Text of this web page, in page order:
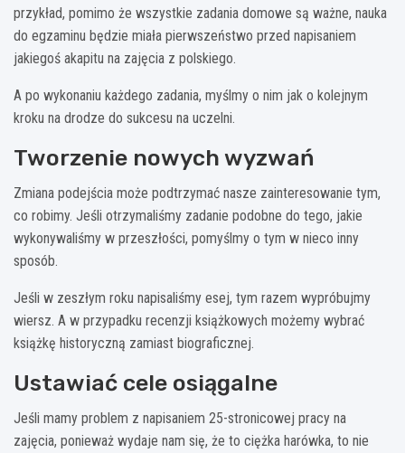
przykład, pomimo że wszystkie zadania domowe są ważne, nauka
do egzaminu będzie miała pierwszeństwo przed napisaniem
jakiegoś akapitu na zajęcia z polskiego.
A po wykonaniu każdego zadania, myślmy o nim jak o kolejnym
kroku na drodze do sukcesu na uczelni.
Tworzenie nowych wyzwań
Zmiana podejścia może podtrzymać nasze zainteresowanie tym,
co robimy. Jeśli otrzymaliśmy zadanie podobne do tego, jakie
wykonywaliśmy w przeszłości, pomyślmy o tym w nieco inny
sposób.
Jeśli w zeszłym roku napisaliśmy esej, tym razem wypróbujmy
wiersz. A w przypadku recenzji książkowych możemy wybrać
książkę historyczną zamiast biograficznej.
Ustawiać cele osiągalne
Jeśli mamy problem z napisaniem 25-stronicowej pracy na
zajęcia, ponieważ wydaje nam się, że to ciężka harówka, to nie